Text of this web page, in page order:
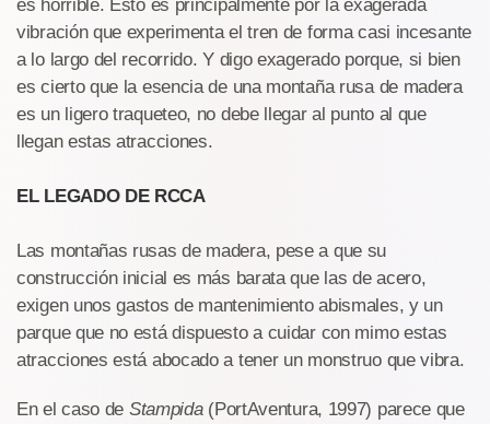
es horrible. Esto es principalmente por la exagerada
vibración que experimenta el tren de forma casi incesante
a lo largo del recorrido. Y digo exagerado porque, si bien
es cierto que la esencia de una montaña rusa de madera
es un ligero traqueteo, no debe llegar al punto al que
llegan estas atracciones.
EL LEGADO DE RCCA
Las montañas rusas de madera, pese a que su
construcción inicial es más barata que las de acero,
exigen unos gastos de mantenimiento abismales, y un
parque que no está dispuesto a cuidar con mimo estas
atracciones está abocado a tener un monstruo que vibra.
En el caso de Stampida(PortAventura, 1997) parece que